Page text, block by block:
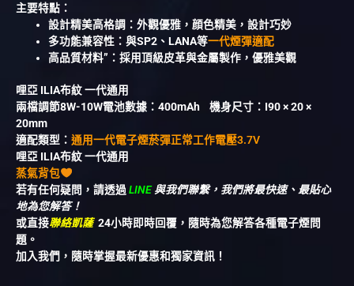
主要特點：
設計精美高格調：外觀優雅，顔色精美，設計巧妙
多功能兼容性：與SP2、LANA等一代煙彈適配
高品質材料”：採用頂級皮革與金屬製作，優雅美觀
哩亞 ILIA布紋 一代通用
兩檔調節8W-10W電池數據：400mAh 機身尺寸：I90 × 20 ×
20mm
適配類型： 通用一代電子煙菸彈正常工作電壓3.7V
哩亞 ILIA布紋 一代通用
蒸氣背包
若有任何疑問，請透過 LINE與我們聯繫，我們將最快速、最貼心
地為您解答！
或直接聯絡凱薩 24小時即時回覆，隨時為您解答各種電子煙問
題。
加入我們，隨時掌握最新優惠和獨家資訊！